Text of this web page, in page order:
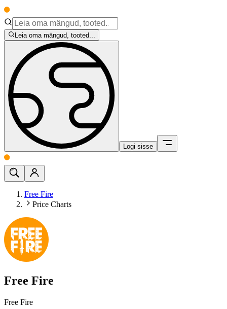
Leia oma mängud, tooted...
Logi sisse
Free Fire
Price Charts
Free Fire
Free Fire